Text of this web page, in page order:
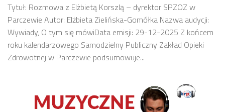
Tytuł: Rozmowa z Elżbietą Korszlą – dyrektor SPZOZ w
Parczewie Autor: Elżbieta Zielińska-Gomółka Nazwa audycji:
Wywiady, O tym się mówiData emisji: 29-12-2025 Z końcem
roku kalendarzowego Samodzielny Publiczny Zakład Opieki
Zdrowotnej w Parczewie podsumowuje...